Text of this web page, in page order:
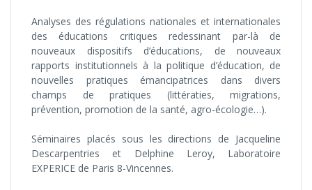
Analyses des régulations nationales et internationales
des éducations critiques redessinant par-là de
nouveaux dispositifs d’éducations, de nouveaux
rapports institutionnels à la politique d’éducation, de
nouvelles pratiques émancipatrices dans divers
champs de pratiques (littératies, migrations,
prévention, promotion de la santé, agro-écologie…).
Séminaires placés sous les directions de Jacqueline
Descarpentries et Delphine Leroy, Laboratoire
EXPERICE de Paris 8-Vincennes.